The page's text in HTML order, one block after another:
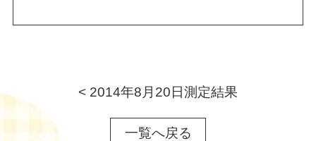
< 2014年8月20日測定結果
一覧へ戻る